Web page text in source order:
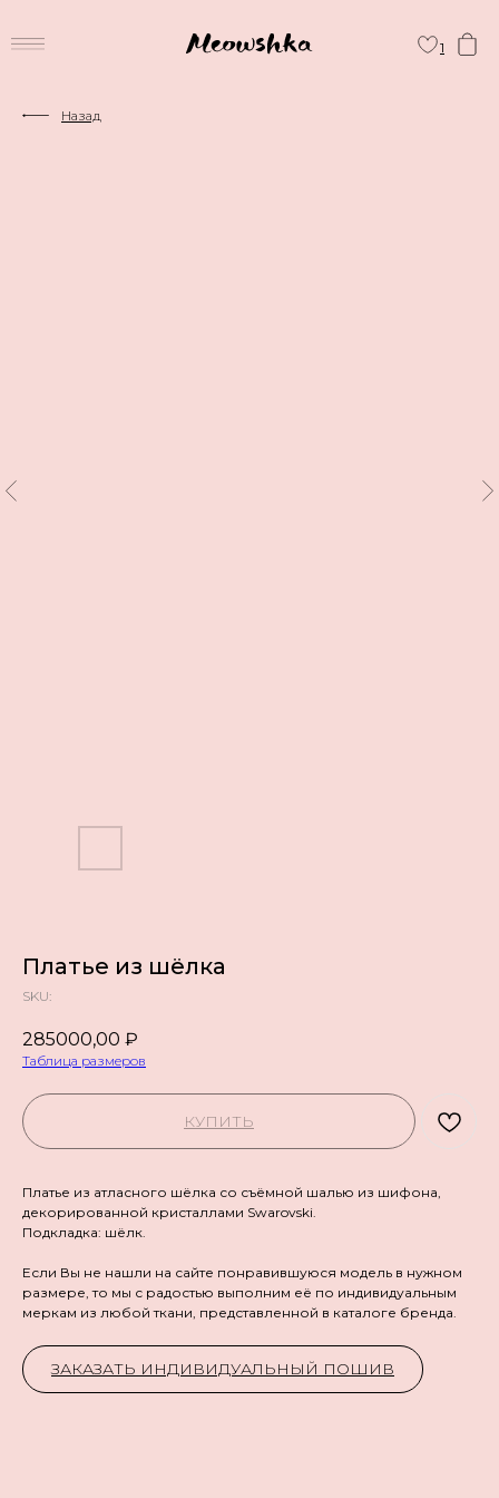
1
Назад
Платье из шёлка
SKU:
285000,00 ₽
Таблица размеров
КУПИТЬ
Платье из атласного шёлка со съёмной шалью из шифона,
декорированной кристаллами Swarovski.
Подкладка: шёлк.
Если Вы не нашли на сайте понравившуюся модель в нужном
размере, то мы с радостью выполним её по индивидуальным
меркам из любой ткани, представленной в каталоге бренда.
ЗАКАЗАТЬ ИНДИВИДУАЛЬНЫЙ ПОШИВ